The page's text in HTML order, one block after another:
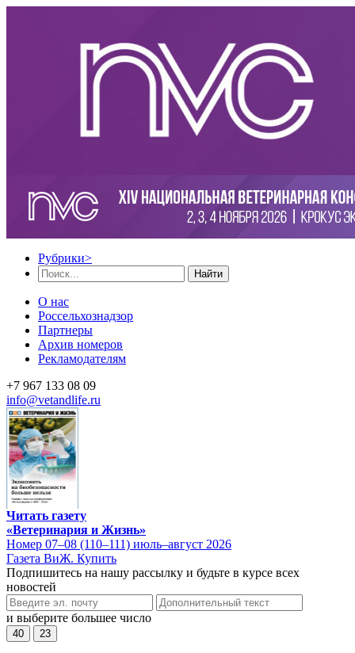
Рубрики>
Найти
О нас
Россельхознадзор
Партнеры
Архив номеров
Рекламодателям
+7 967 133 08 09
info@vetandlife.ru
Читать газету
«Ветеринария и Жизнь»
Номер 07–08 (110–111) июль–август 2026
Газета ВиЖ. Купить
Подпишитесь на нашу рассылку и будьте в курсе всех
новостей
и выберите большее число
40 23